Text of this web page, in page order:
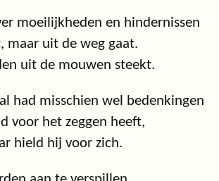
moeilijkheden en hindernissen
maar uit de weg gaat.
uit de mouwen steekt.
had misschien wel bedenkingen
voor het zeggen heeft,
hield hij voor zich.